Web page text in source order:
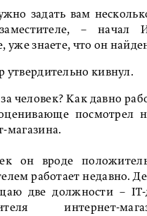
задать вам
– начал
уже знаете, что он
утвердительно кивнул.
человек? Как давно
посмотрел
магазина.
он вроде
работает недавно.
две должности – IT-
интернет-